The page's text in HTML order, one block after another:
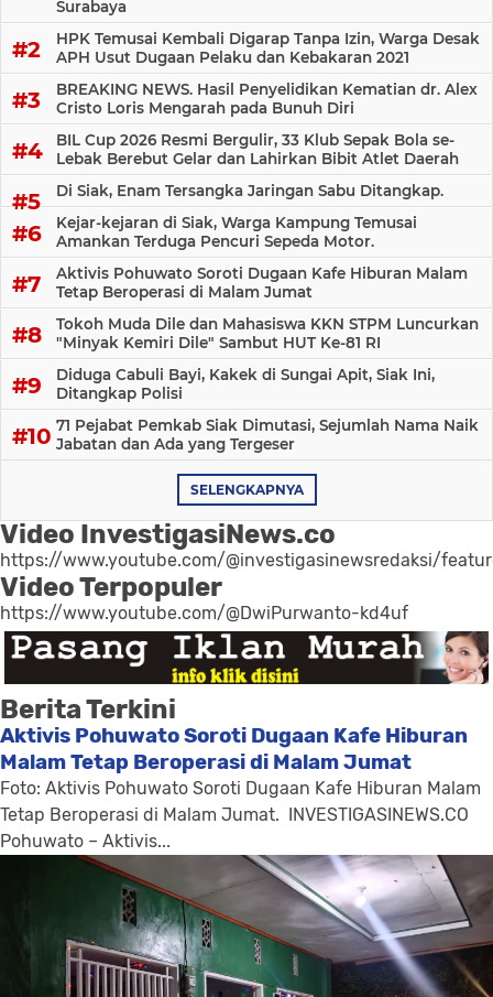
Surabaya
HPK Temusai Kembali Digarap Tanpa Izin, Warga Desak
APH Usut Dugaan Pelaku dan Kebakaran 2021
BREAKING NEWS. Hasil Penyelidikan Kematian dr. Alex
Cristo Loris Mengarah pada Bunuh Diri
BIL Cup 2026 Resmi Bergulir, 33 Klub Sepak Bola se-
Lebak Berebut Gelar dan Lahirkan Bibit Atlet Daerah
Di Siak, Enam Tersangka Jaringan Sabu Ditangkap.
Kejar-kejaran di Siak, Warga Kampung Temusai
Amankan Terduga Pencuri Sepeda Motor.
Aktivis Pohuwato Soroti Dugaan Kafe Hiburan Malam
Tetap Beroperasi di Malam Jumat
Tokoh Muda Dile dan Mahasiswa KKN STPM Luncurkan
"Minyak Kemiri Dile" Sambut HUT Ke-81 RI
Diduga Cabuli Bayi, Kakek di Sungai Apit, Siak Ini,
Ditangkap Polisi
71 Pejabat Pemkab Siak Dimutasi, Sejumlah Nama Naik
Jabatan dan Ada yang Tergeser
SELENGKAPNYA
Video InvestigasiNews.co
https://www.youtube.com/@investigasinewsredaksi/
Video Terpopuler
https://www.youtube.com/@DwiPurwanto-kd4uf
Berita Terkini
Aktivis Pohuwato Soroti Dugaan Kafe Hiburan
Malam Tetap Beroperasi di Malam Jumat
Foto: Aktivis Pohuwato Soroti Dugaan Kafe Hiburan Malam
Tetap Beroperasi di Malam Jumat. INVESTIGASINEWS.CO
Pohuwato – Aktivis...